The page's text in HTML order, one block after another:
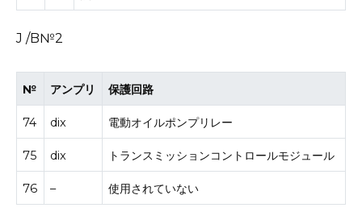
J /B№2
№ アンプリ 保護回路
74 dix 電動オイルポンプリレー
75 dix トランスミッションコントロールモジュール
76 – 使用されていない